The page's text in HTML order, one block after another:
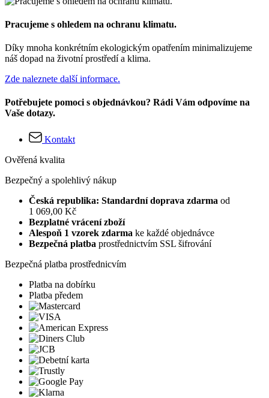
Pracujeme s ohledem na ochranu klimatu.
Díky mnoha konkrétním ekologickým opatřením minimalizujeme
náš dopad na životní prostředí a klima.
Zde naleznete další informace.
Potřebujete pomoci s objednávkou? Rádi Vám odpovíme na
Vaše dotazy.
Kontakt
Ověřená kvalita
Bezpečný a spolehlivý nákup
Česká republika: Standardní doprava zdarma od
1 069,00 Kč
Bezplatné vrácení zboží
Alespoň 1 vzorek zdarma ke každé objednávce
Bezpečná platba prostřednictvím SSL šifrování
Bezpečná platba prostřednicvím
Platba na dobírku
Platba předem